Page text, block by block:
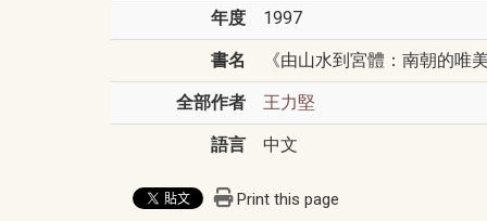
年度 1997
書名 《由山水到宮體：南朝的唯
全部作者 王力堅
語言 中文
Print this page